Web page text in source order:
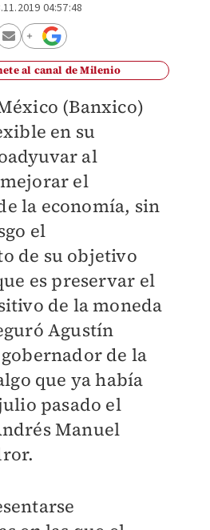
04:57:48
al canal de Milenio
(Banxico)
en su
al
el
la economía, sin
el
de su objetivo
es preservar el
de la moneda
Agustín
de la
que ya había
pasado el
Manuel